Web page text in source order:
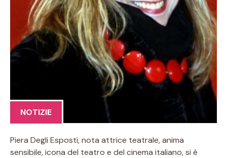
NOTIZIE
Piera Degli Esposti, nota attrice teatrale, anima
sensibile, icona del teatro e del cinema italiano, si è